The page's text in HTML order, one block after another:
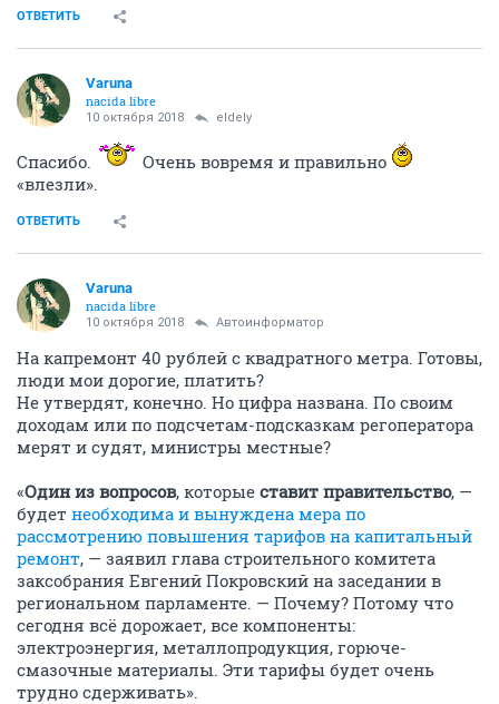
ОТВЕТИТЬ
Varuna
nacida libre
10 октября 2018 eldely
Спасибо.
Очень вовремя и правильно
«влезли».
ОТВЕТИТЬ
Varuna
nacida libre
10 октября 2018 Автоинформатор
На капремонт 40 рублей с квадратного метра. Готовы,
люди мои дорогие, платить?
Не утвердят, конечно. Но цифра названа. По своим
доходам или по подсчетам-подсказкам регоператора
мерят и судят, министры местные?
«Один из вопросов, которые ставит правительство, —
будет необходима и вынуждена мера по
рассмотрению повышения тарифов на капитальный
ремонт, — заявил глава строительного комитета
заксобрания Евгений Покровский на заседании в
региональном парламенте. — Почему? Потому что
сегодня всё дорожает, все компоненты:
электроэнергия, металлопродукция, горюче-
смазочные материалы. Эти тарифы будет очень
трудно сдерживать».